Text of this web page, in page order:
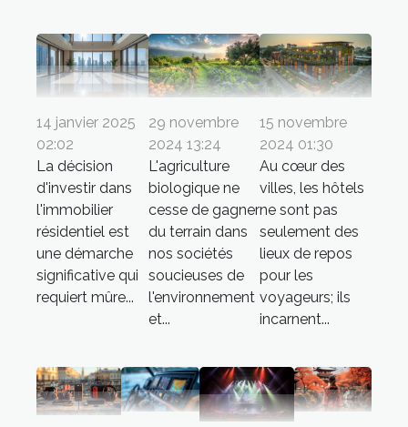
14 janvier 2025
02:02
La décision
d'investir dans
l'immobilier
résidentiel est
une démarche
significative qui
requiert mûre...
29 novembre
2024 13:24
L'agriculture
biologique ne
cesse de gagner
du terrain dans
nos sociétés
soucieuses de
l'environnement
et...
15 novembre
2024 01:30
Au cœur des
villes, les hôtels
ne sont pas
seulement des
lieux de repos
pour les
voyageurs; ils
incarnent...